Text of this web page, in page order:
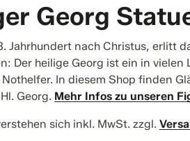
Georg
Jahrhundert nach Christus, erlitt
Der heilige Georg ist ein in
Nothelfer. In diesem Shop finden
Georg. Mehr Infos zu unseren
sich inkl. MwSt. zzgl.